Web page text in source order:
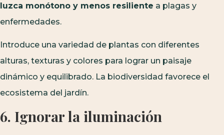
luzca monótono y menos resiliente a plagas y
enfermedades.
Introduce una variedad de plantas con diferentes
alturas, texturas y colores para lograr un paisaje
dinámico y equilibrado. La biodiversidad favorece el
ecosistema del jardín.
6. Ignorar la iluminación